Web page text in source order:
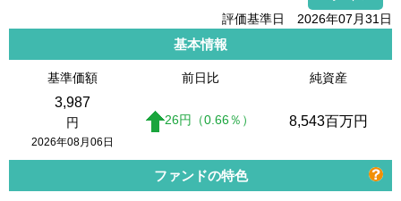
評価基準日 2026年07月31日
基本情報
基準価額 前日比 純資産
3,987
円
2026年08月06日
26円 （0.66％ ） 8,543百万円
ファンドの特色